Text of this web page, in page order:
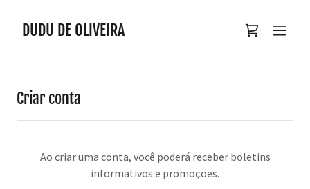
DUDU DE OLIVEIRA
Criar conta
Ao criar uma conta, você poderá receber boletins
informativos e promoções.